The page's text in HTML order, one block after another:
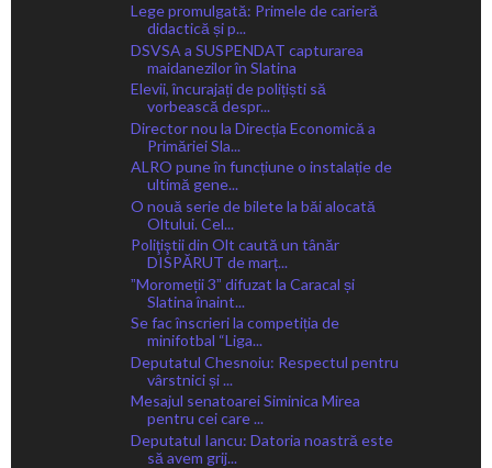
Lege promulgată: Primele de carieră
didactică și p...
DSVSA a SUSPENDAT capturarea
maidanezilor în Slatina
Elevii, încurajați de polițiști să
vorbească despr...
Director nou la Direcția Economică a
Primăriei Sla...
ALRO pune în funcțiune o instalație de
ultimă gene...
O nouă serie de bilete la băi alocată
Oltului. Cel...
Poliţiştii din Olt caută un tânăr
DISPĂRUT de marț...
ˮMoromeții 3ˮ difuzat la Caracal și
Slatina înaint...
Se fac înscrieri la competiția de
minifotbal “Liga...
Deputatul Chesnoiu: Respectul pentru
vârstnici și ...
Mesajul senatoarei Siminica Mirea
pentru cei care ...
Deputatul Iancu: Datoria noastră este
să avem grij...